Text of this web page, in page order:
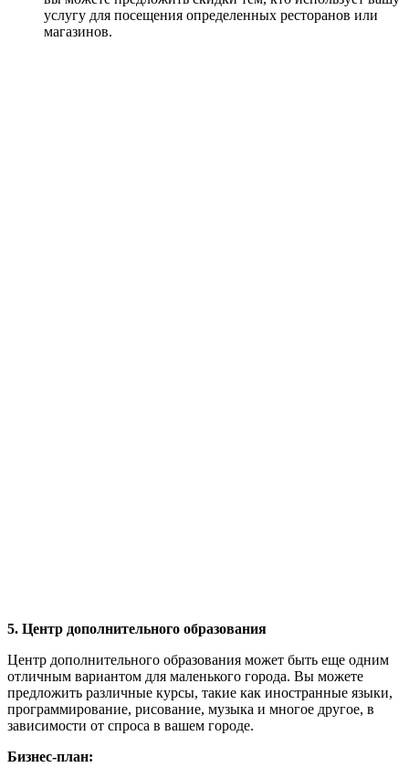
услугу для посещения определенных ресторанов или
магазинов.
5. Центр дополнительного образования
Центр дополнительного образования может быть еще одним
отличным вариантом для маленького города. Вы можете
предложить различные курсы, такие как иностранные языки,
программирование, рисование, музыка и многое другое, в
зависимости от спроса в вашем городе.
Бизнес-план: